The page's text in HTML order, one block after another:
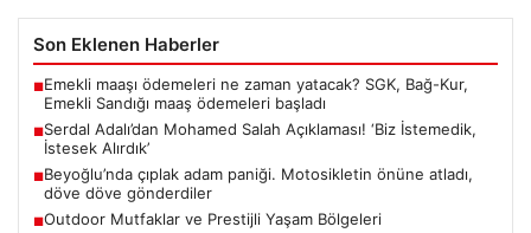
Son Eklenen Haberler
■Emekli maaşı ödemeleri ne zaman yatacak? SGK, Bağ-Kur,
Emekli Sandığı maaş ödemeleri başladı
■Serdal Adalı’dan Mohamed Salah Açıklaması! ‘Biz İstemedik,
İstesek Alırdık’
■Beyoğlu’nda çıplak adam paniği. Motosikletin önüne atladı,
döve döve gönderdiler
■Outdoor Mutfaklar ve Prestijli Yaşam Bölgeleri